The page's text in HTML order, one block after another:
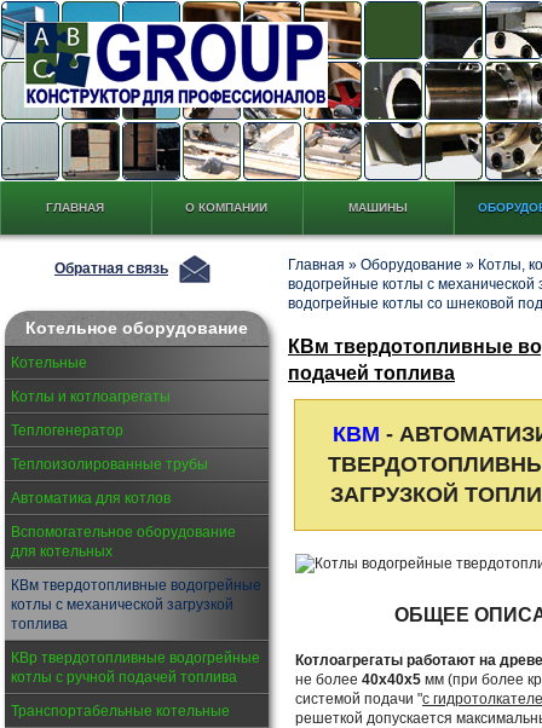
ГЛАВНАЯ О КОМПАНИИ МАШИНЫ
Обратная связь
Котельное оборудование
Котельные
Котлы и котлоагрегаты
Теплогенератор
Теплоизолированные трубы
Автоматика для котлов
Вспомогательное оборудование
для котельных
КВм твердотопливные водогрейные
котлы с механической загрузкой
топлива
КВр твердотопливные водогрейные
котлы с ручной подачей топлива
Транспортабельные котельные
Главная » Оборудование » Котлы,
водогрейные котлы с механической
водогрейные котлы со шнековой
КВм твердотопливные
подачей топлива
КВМ -
ЗАГРУЗКОЙ
ОБЩЕЕ
Котлоагрегаты работают на
не более 40х40х5 мм (при более
системой подачи "с
решеткой допускается